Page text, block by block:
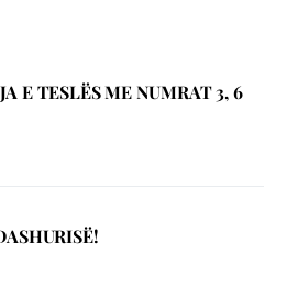
E TESLËS ME NUMRAT 3, 6